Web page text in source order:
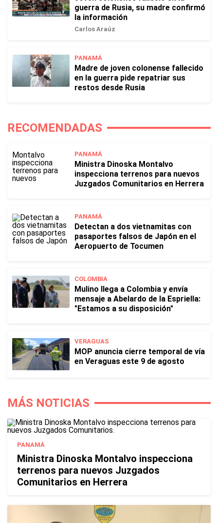
guerra de Rusia, su madre confirmó
la información
Carlos Araúz
PANAMÁ
Madre de joven colonense fallecido
en la guerra pide repatriar sus
restos desde Rusia
RECOMENDADAS
PANAMÁ
Ministra Dinoska Montalvo
inspecciona terrenos para nuevos
Juzgados Comunitarios en Herrera
PANAMÁ
Detectan a dos vietnamitas con
pasaportes falsos de Japón en el
Aeropuerto de Tocumen
COLOMBIA
Mulino llega a Colombia y envía
mensaje a Abelardo de la Espriella:
"Estamos a su disposición"
VERAGUAS
MOP anuncia cierre temporal de vía
en Veraguas este 9 de agosto
MÁS NOTICIAS
PANAMÁ
Ministra Dinoska Montalvo inspecciona
terrenos para nuevos Juzgados
Comunitarios en Herrera